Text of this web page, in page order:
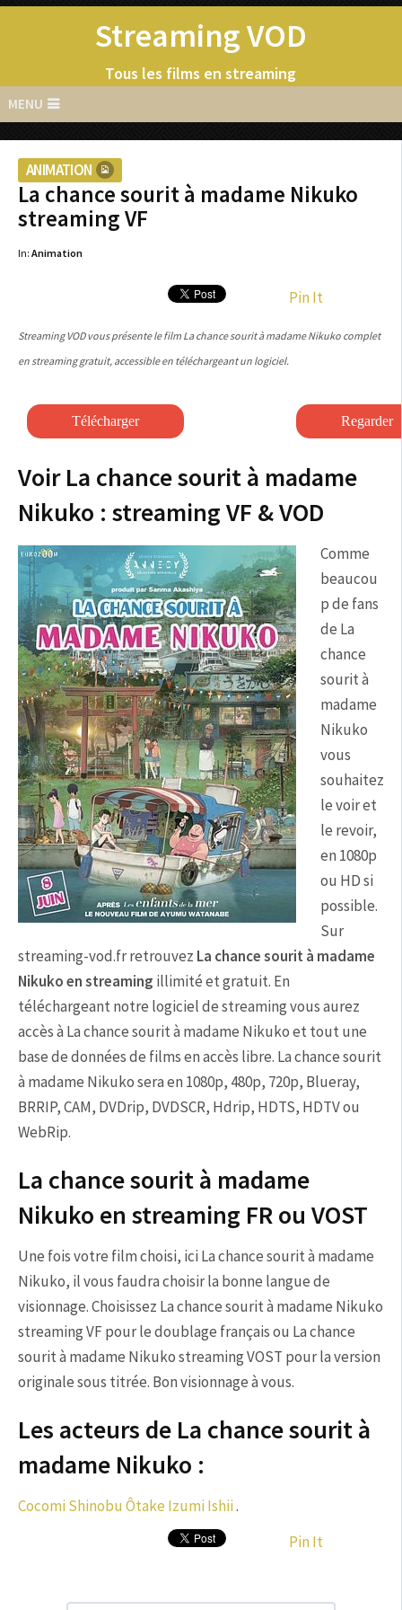
Streaming VOD
Tous les films en streaming
MENU
ANIMATION
La chance sourit à madame Nikuko
streaming VF
In: Animation
Pin It
Streaming VOD vous présente le film La chance sourit à madame Nikuko complet
en streaming gratuit, accessible en téléchargeant un logiciel.
Voir La chance sourit à madame
Nikuko : streaming VF & VOD
Comme
beaucou
p de fans
de La
chance
sourit à
madame
Nikuko
vous
souhaitez
le voir et
le revoir,
en 1080p
ou HD si
possible.
Sur
streaming-vod.fr retrouvez La chance sourit à madame
Nikuko en streaming illimité et gratuit. En
téléchargeant notre logiciel de streaming vous aurez
accès à La chance sourit à madame Nikuko et tout une
base de données de films en accès libre. La chance sourit
à madame Nikuko sera en 1080p, 480p, 720p, Blueray,
BRRIP, CAM, DVDrip, DVDSCR, Hdrip, HDTS, HDTV ou
WebRip.
La chance sourit à madame
Nikuko en streaming FR ou VOST
Une fois votre film choisi, ici La chance sourit à madame
Nikuko, il vous faudra choisir la bonne langue de
visionnage. Choisissez La chance sourit à madame Nikuko
streaming VF pour le doublage français ou La chance
sourit à madame Nikuko streaming VOST pour la version
originale sous titrée. Bon visionnage à vous.
Les acteurs de La chance sourit à
madame Nikuko :
CocomiShinobu Ôtake Izumi Ishii.
Pin It